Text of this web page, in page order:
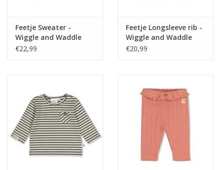
Feetje Sweater -
Wiggle and Waddle
Offwhite melange
€22,99
Feetje Longsleeve rib -
Wiggle and Waddle
Grijs
€20,99